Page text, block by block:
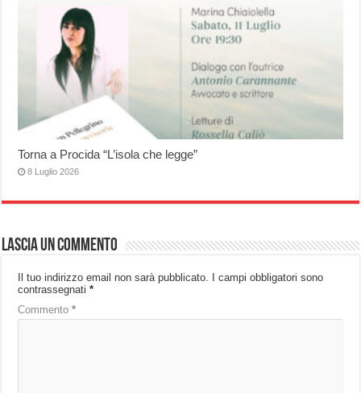
Torna a Procida “L’isola che legge”
8 Luglio 2026
Lascia un commento
Il tuo indirizzo email non sarà pubblicato.
I campi obbligatori sono
contrassegnati*
Commento*